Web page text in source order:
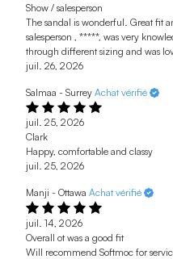
Show / salesperson
The sandal is wonderful. Great fit
salesperson , *****, was very
through different sizing and was
juil. 26, 2026
Salmaa - Surrey Achat vérifié
juil. 25, 2026
Clark
Happy, comfortable and classy
juil. 25, 2026
Manji - Ottawa Achat vérifié
juil. 14, 2026
Overall ot was a good fit
Will recommend Softmoc for